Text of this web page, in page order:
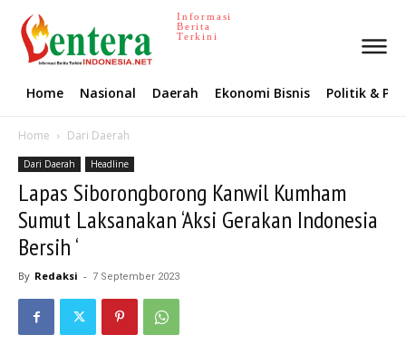
Informasi
Berita
Terkini
Home Nasional Daerah Ekonomi Bisnis Politik &
Home Dari Daerah
Dari Daerah Headline
Lapas Siborongborong Kanwil Kumham
Sumut Laksanakan ‘Aksi Gerakan Indonesia
Bersih ‘
By Redaksi - 7 September 2023